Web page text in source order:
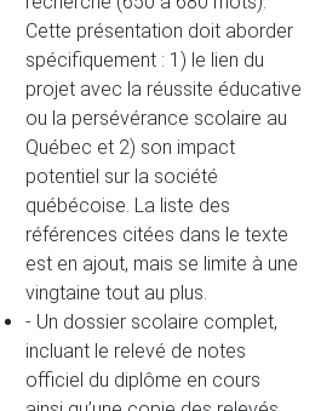
Cette présentation doit aborder
spécifiquement : 1) le lien du
projet avec la réussite éducative
ou la persévérance scolaire au
Québec et 2) son impact
potentiel sur la société
québécoise. La liste des
références citées dans le texte
est en ajout, mais se limite à une
vingtaine tout au plus.
- Un dossier scolaire complet,
incluant le relevé de notes
officiel du diplôme en cours